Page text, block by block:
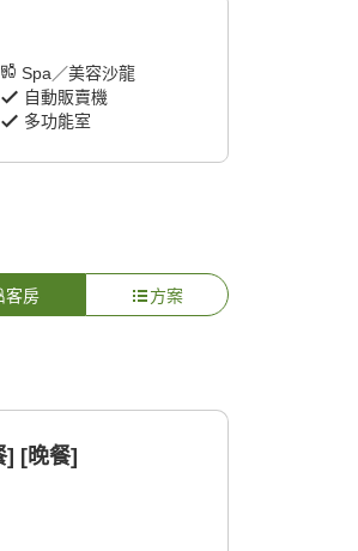
Spa／美容沙龍
自動販賣機
多功能室
客房 方案
] [晚餐]